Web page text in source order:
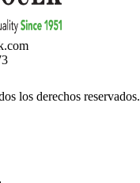
los derechos reservados.